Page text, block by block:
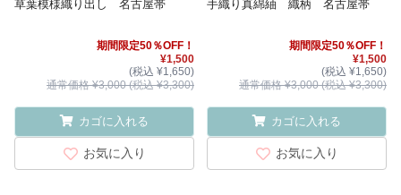
草葉模様織り出し 名古屋帯
期間限定50％OFF！
¥1,500
(税込 ¥1,650)
通常価格 ¥3,000 (税込 ¥3,300)
カゴに入れる
お気に入り
手織り真綿紬 織柄 名古屋帯
期間限定50％OFF！
¥1,500
(税込 ¥1,650)
通常価格 ¥3,000 (税込 ¥3,300)
カゴに入れる
お気に入り